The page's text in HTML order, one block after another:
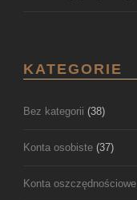
KATEGORIE
Bez kategorii (38)
Konta osobiste (37)
Konta oszczędnościowe